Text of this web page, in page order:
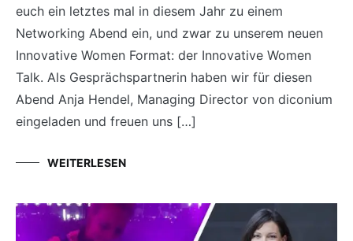
euch ein letztes mal in diesem Jahr zu einem
Networking Abend ein, und zwar zu unserem neuen
Innovative Women Format: der Innovative Women
Talk. Als Gesprächspartnerin haben wir für diesen
Abend Anja Hendel, Managing Director von diconium
eingeladen und freuen uns […]
WEITERLESEN